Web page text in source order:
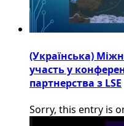
(Українська)
участь у
партнерства з LSE
Sorry, this entry is